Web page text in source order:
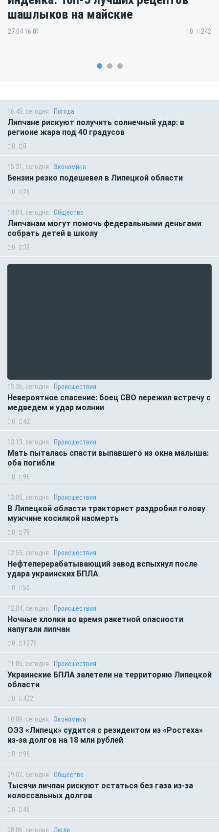
шашлыков на майские
27.04 16:01 0 242
16:45, сегодня Погода
Липчане рискуют получить солнечный удар: в
регионе жара под 40 градусов
0 8
15:31, сегодня Экономика
Бензин резко подешевел в Липецкой области
0 26
14:04, сегодня Общество
Липчанам могут помочь федеральными деньгами
собрать детей в школу
0 38
13:36, сегодня Происшествия
Невероятное спасение: боец СВО пережил встречу с
медведем и удар молнии
0 42
13:15, сегодня Происшествия
Мать пыталась спасти выпавшего из окна малыша:
оба погибли
0 96
13:05, сегодня Происшествия
В Липецкой области тракторист раздробил голову
мужчине косилкой насмерть
0 78
12:55, сегодня Происшествия
Нефтеперерабатывающий завод вспыхнул после
удара украинских БПЛА
0 50
12:04, сегодня Происшествия
Ночные хлопки во время ракетной опасности
напугали липчан
0 1076
11:05, сегодня Происшествия
Украинские БПЛА залетели на территорию Липецкой
области
0 422
10:09, сегодня Экономика
ОЭЗ «Липецк» судится с резидентом из «Ростеха»
из-за долгов на 18 млн рублей
0 96
09:02, сегодня Общество
Тысячи личпан рискуют остаться без газа из-за
колоссальных долгов
0 46
08:06, сегодня Люди